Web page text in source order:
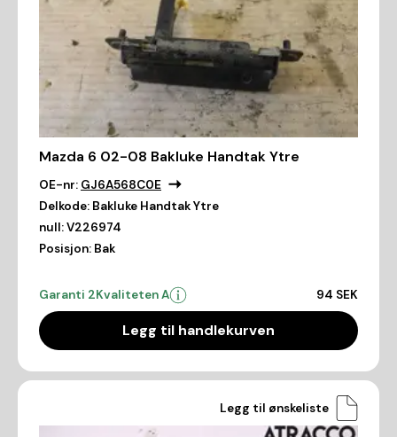
Mazda 6 02-08 Bakluke Handtak Ytre
OE-nr: GJ6A568C0E
Delkode: Bakluke Handtak Ytre
null:V226974
Posisjon: Bak
Garanti 2Kvaliteten A 94 SEK
Legg til handlekurven
Legg til ønskeliste